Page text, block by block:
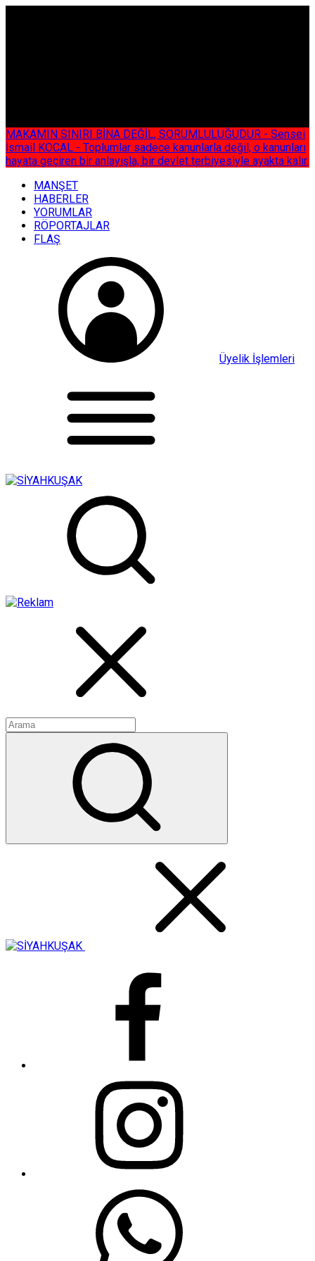
MAKAMIN SINIRI BİNA DEĞİL, SORUMLULUĞUDUR - Sensei
İsmail KOCAL - Toplumlar sadece kanunlarla değil, o kanunları
hayata geçiren bir anlayışla, bir devlet terbiyesiyle ayakta kalır.
MANŞET
HABERLER
YORUMLAR
RÖPORTAJLAR
FLAŞ
Üyelik İşlemleri